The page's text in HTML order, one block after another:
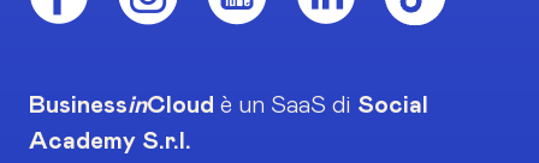
BusinessinCloud è un SaaS di Social
Academy S.r.l.